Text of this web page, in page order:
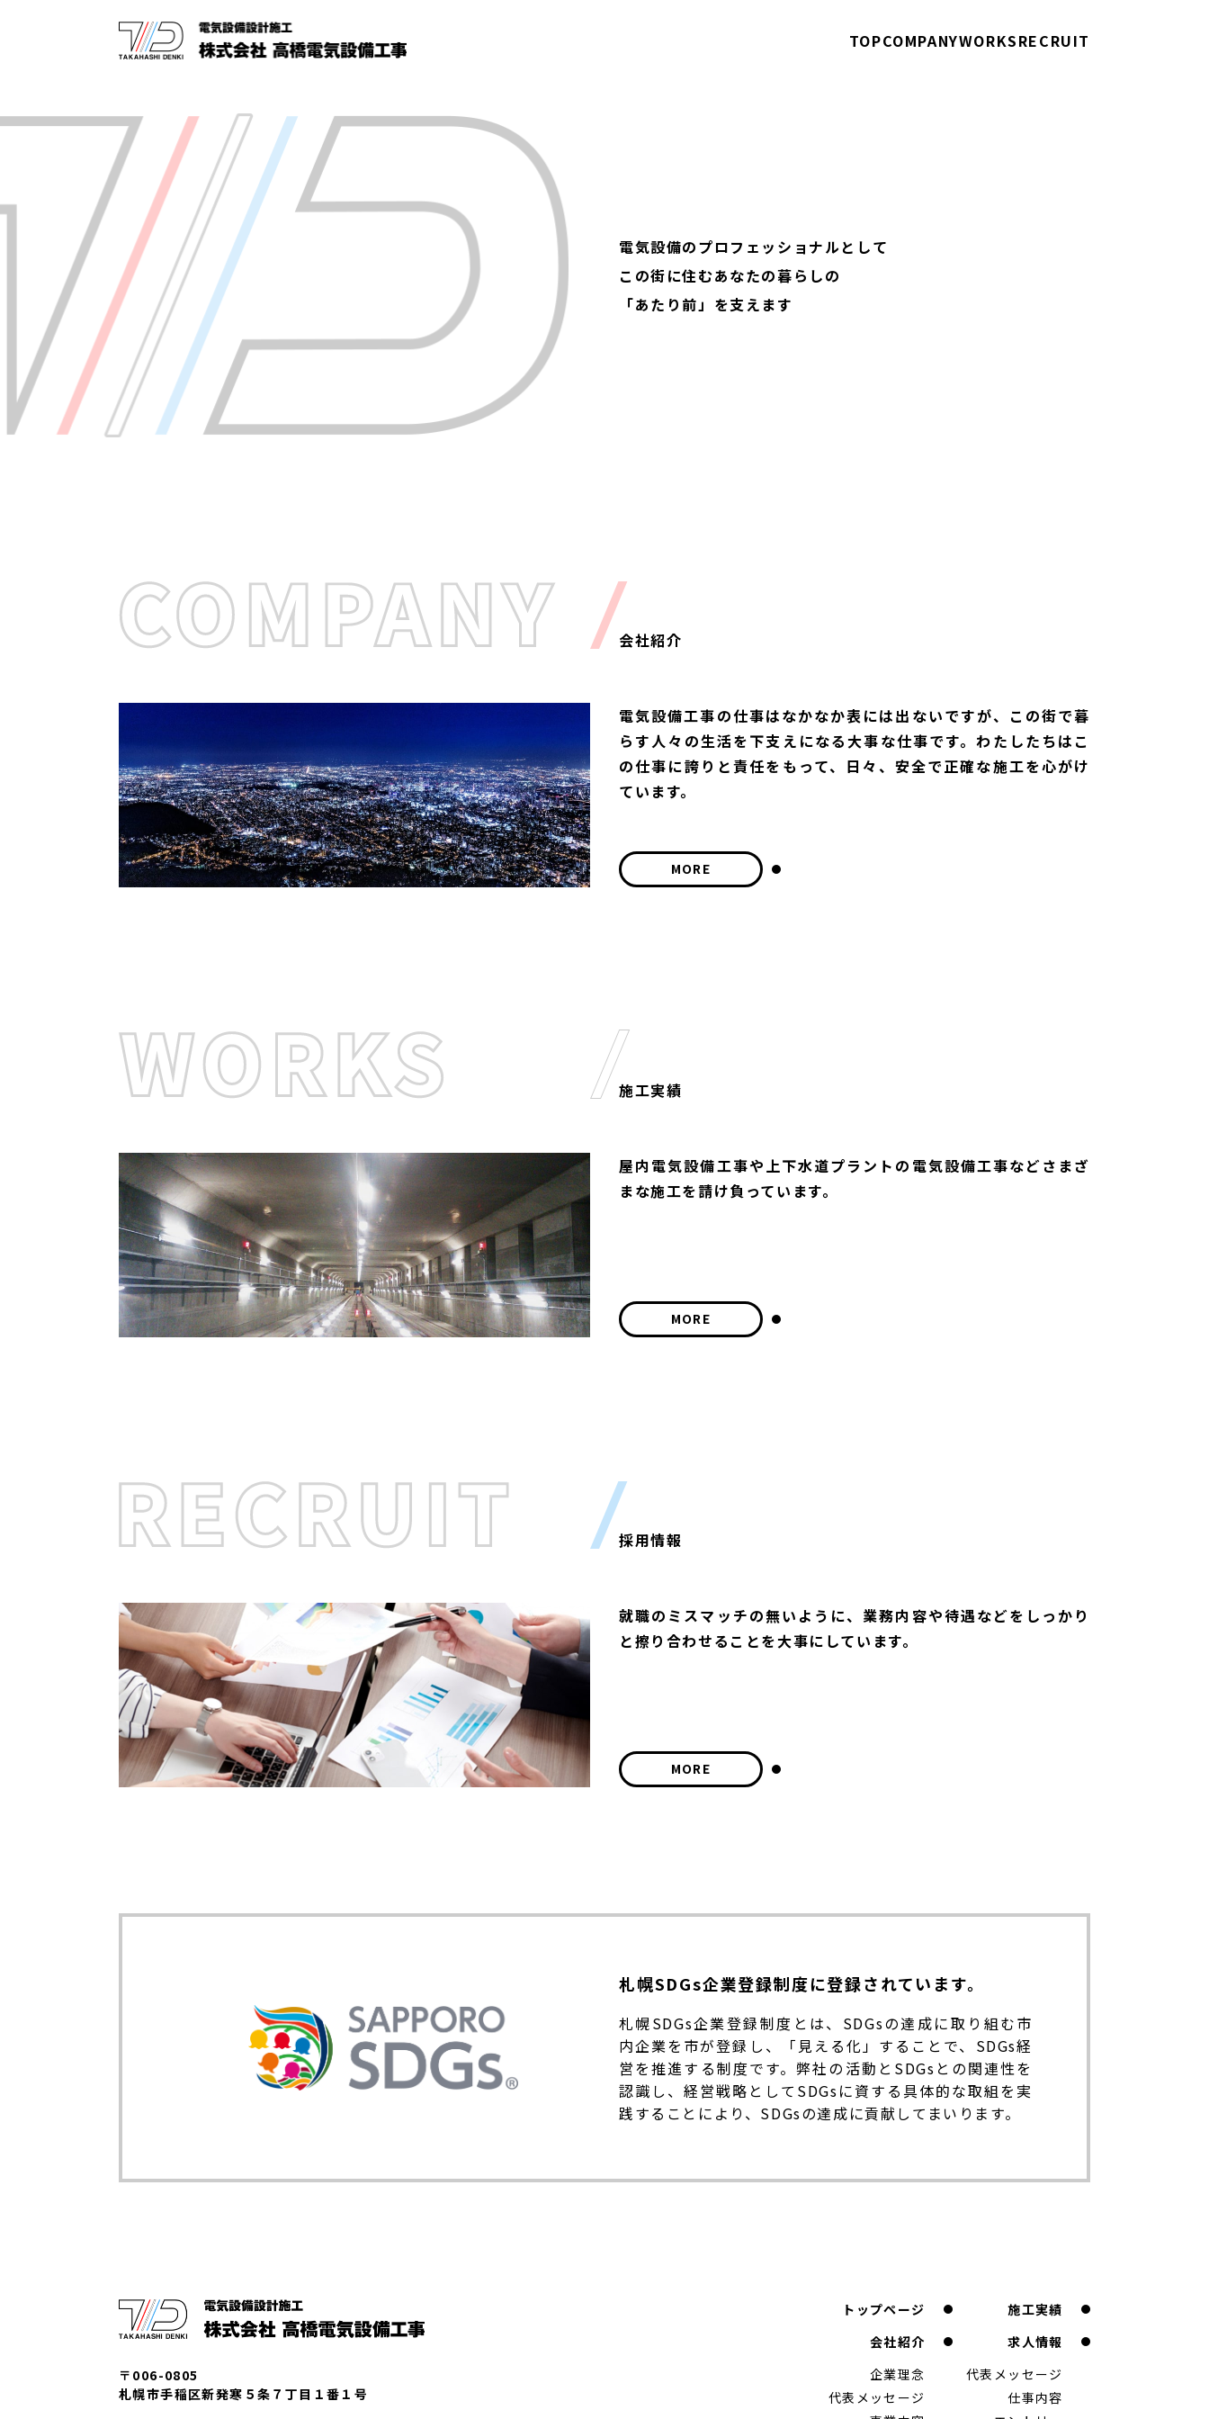
TOPCOMPANYWORKSRECRUIT
電気設備のプロフェッショナルとして
この街に住むあなたの暮らしの
「あたり前」を支えます
会社紹介
電気設備工事の仕事はなかなか表には出ないですが、この街で暮
らす人々の生活を下支えになる大事な仕事です。わたしたちはこ
の仕事に誇りと責任をもって、日々、安全で正確な施工を心がけ
ています。
MORE
施工実績
屋内電気設備工事や上下水道プラントの電気設備工事などさまざ
まな施工を請け負っています。
MORE
採用情報
就職のミスマッチの無いように、業務内容や待遇などをしっかり
と擦り合わせることを大事にしています。
MORE
札幌SDGs企業登録制度に登録されています。
札幌SDGs企業登録制度とは、SDGsの達成に取り組む市
内企業を市が登録し、「見える化」することで、SDGs経
営を推進する制度です。弊社の活動とSDGsとの関連性を
認識し、経営戦略としてSDGsに資する具体的な取組を実
践することにより、SDGsの達成に貢献してまいります。
〒006-0805
札幌市手稲区新発寒５条７丁目１番１号
トップページ
会社紹介
企業理念
代表メッセージ
施工実績
求人情報
代表メッセージ
仕事内容